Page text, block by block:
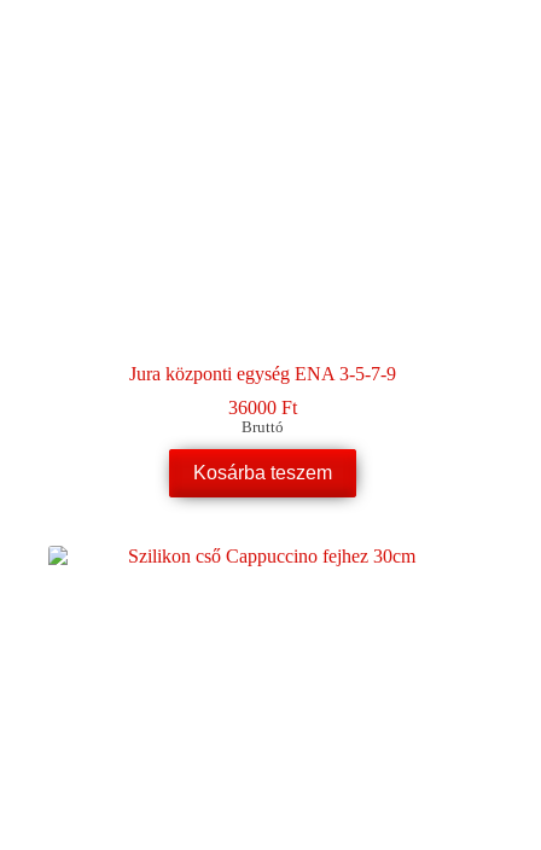
Jura központi egység ENA 3-5-7-9
36000 Ft
Bruttó
Kosárba teszem